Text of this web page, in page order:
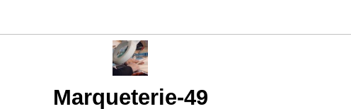
Marqueterie-49